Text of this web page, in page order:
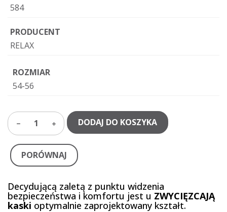
584
PRODUCENT
RELAX
ROZMIAR
54-56
1 DODAJ DO KOSZYKA
PORÓWNAJ
Decydującą zaletą z punktu widzenia
bezpieczeństwa i komfortu jest u ZWYCIĘZCAJĄ
kaski optymalnie zaprojektowany kształt.